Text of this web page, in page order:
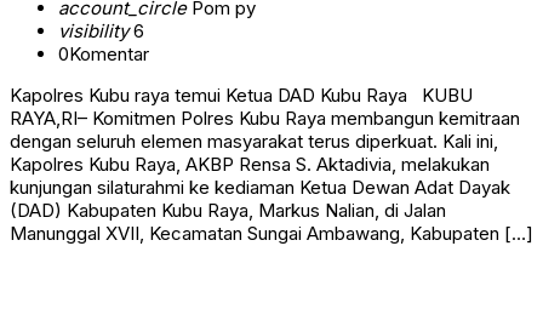
account_circlePom py
visibility6
0Komentar
Kapolres Kubu raya temui Ketua DAD Kubu Raya KUBU
RAYA,RI– Komitmen Polres Kubu Raya membangun kemitraan
dengan seluruh elemen masyarakat terus diperkuat. Kali ini,
Kapolres Kubu Raya, AKBP Rensa S. Aktadivia, melakukan
kunjungan silaturahmi ke kediaman Ketua Dewan Adat Dayak
(DAD) Kabupaten Kubu Raya, Markus Nalian, di Jalan
Manunggal XVII, Kecamatan Sungai Ambawang, Kabupaten […]